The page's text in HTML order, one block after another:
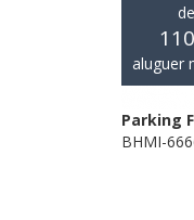
de
aluguer
Parking
BHMI-